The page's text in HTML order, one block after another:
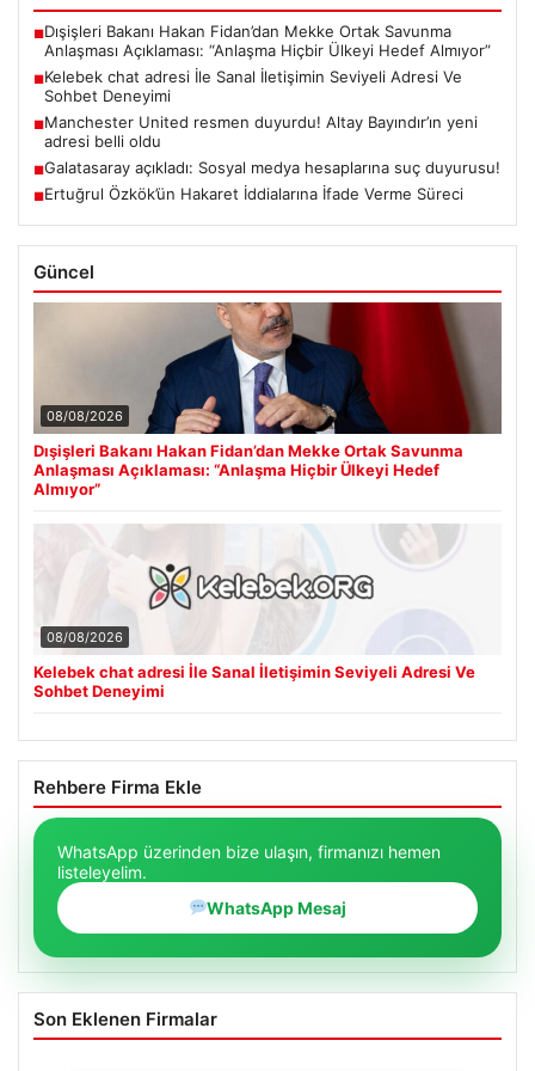
■Dışişleri Bakanı Hakan Fidan’dan Mekke Ortak Savunma
Anlaşması Açıklaması: “Anlaşma Hiçbir Ülkeyi Hedef Almıyor”
■Kelebek chat adresi İle Sanal İletişimin Seviyeli Adresi Ve
Sohbet Deneyimi
■Manchester United resmen duyurdu! Altay Bayındır’ın yeni
adresi belli oldu
■Galatasaray açıkladı: Sosyal medya hesaplarına suç duyurusu!
■Ertuğrul Özkök’ün Hakaret İddialarına İfade Verme Süreci
Güncel
08/08/2026
Dışişleri Bakanı Hakan Fidan’dan Mekke Ortak Savunma
Anlaşması Açıklaması: “Anlaşma Hiçbir Ülkeyi Hedef
Almıyor”
08/08/2026
Kelebek chat adresi İle Sanal İletişimin Seviyeli Adresi Ve
Sohbet Deneyimi
Rehbere Firma Ekle
WhatsApp üzerinden bize ulaşın, firmanızı hemen
listeleyelim.
WhatsApp Mesaj
Son Eklenen Firmalar